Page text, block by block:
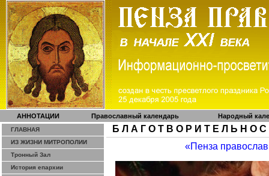
АННОТАЦИИ Православный календарь Народный
ГЛАВНАЯ
ИЗ ЖИЗНИ МИТРОПОЛИИ
Тронный Зал
История епархии
Б Л А Г О Т В О Р И Т Е Л Ь Н О С
«Пенза